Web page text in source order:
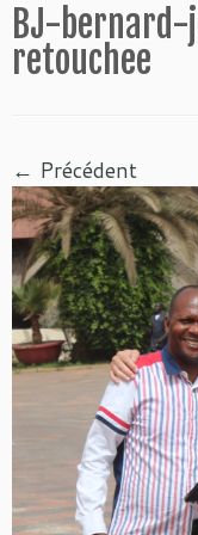
BJ-
retouchee
← Précédent